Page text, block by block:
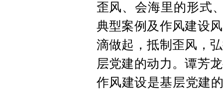
歪风、会海里的形式
典型案例及作风建设
滴做起，抵制歪风，
层党建的动力。谭芳
作风建设是基层党建